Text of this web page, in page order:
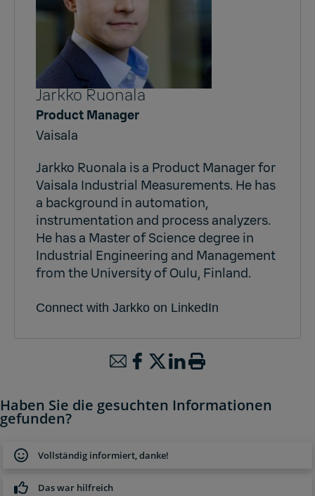
Jarkko Ruonala
Product Manager
Vaisala
Jarkko Ruonala is a Product Manager for
Vaisala Industrial Measurements. He has
a background in automation,
instrumentation and process analyzers.
He has a Master of Science degree in
Industrial Engineering and Management
from the University of Oulu, Finland.
Connect with Jarkko on LinkedIn
Haben Sie die gesuchten Informationen
gefunden?
Vollständig informiert, danke!
Das war hilfreich